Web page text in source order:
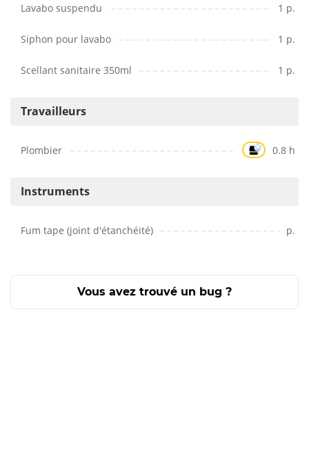
Lavabo suspendu 1 p.
Siphon pour lavabo 1 p.
Scellant sanitaire 350ml 1 p.
Travailleurs
Plombier 0.8 h
Instruments
Fum tape (joint d'étanchéité) p.
Vous avez trouvé un bug ?